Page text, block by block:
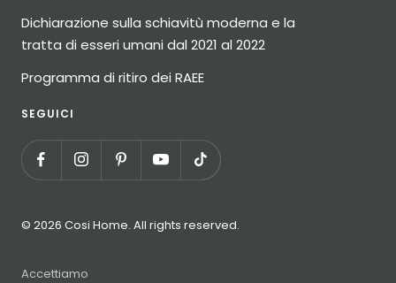
Dichiarazione sulla schiavitù moderna e la
tratta di esseri umani dal 2021 al 2022
Programma di ritiro dei RAEE
SEGUICI
© 2026 Cosi Home. All rights reserved.
Accettiamo